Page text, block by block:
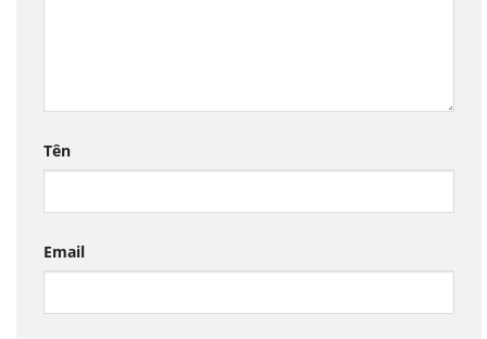
Tên
Email